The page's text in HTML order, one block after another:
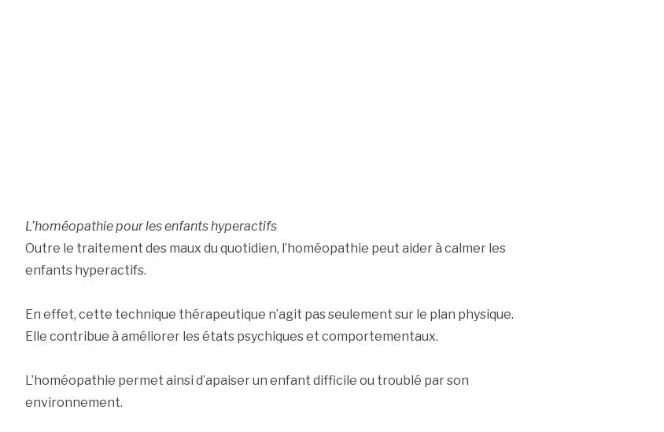
L’homéopathie pour les enfants hyperactifs
Outre le traitement des maux du quotidien, l’homéopathie peut aider à calmer les
enfants hyperactifs.
En effet, cette technique thérapeutique n’agit pas seulement sur le plan physique.
Elle contribue à améliorer les états psychiques et comportementaux.
L’homéopathie permet ainsi d’apaiser un enfant difficile ou troublé par son
environnement.